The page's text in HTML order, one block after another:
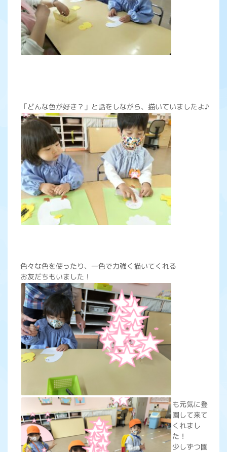
「どんな色が好き？」と話をしながら、描いていましたよ♪
色々な色を使ったり、一色で力強く描いてくれる
お友だちもいました！
も元気に登
園して来て
くれまし
た！
少しずつ園